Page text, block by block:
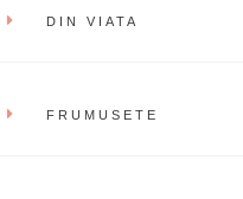
DIN VIATA
FRUMUSETE